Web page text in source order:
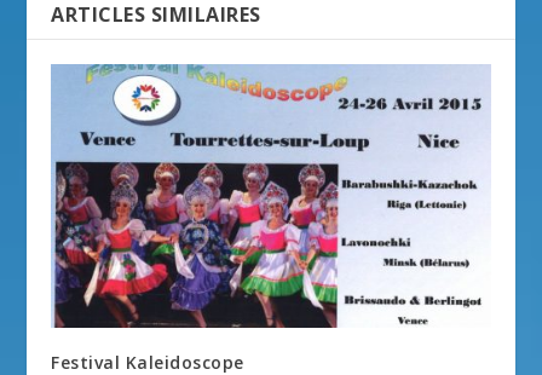
ARTICLES SIMILAIRES
Festival Kaleidoscope